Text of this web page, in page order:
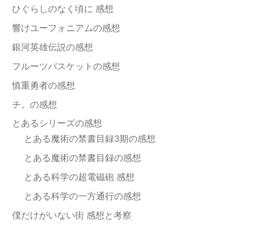
ひぐらしのなく頃に 感想
響けユーフォニアムの感想
銀河英雄伝説の感想
フルーツバスケットの感想
慎重勇者の感想
チ。の感想
とあるシリーズの感想
とある魔術の禁書目録3期の感想
とある魔術の禁書目録の感想
とある科学の超電磁砲 感想
とある科学の一方通行の感想
僕だけがいない街 感想と考察